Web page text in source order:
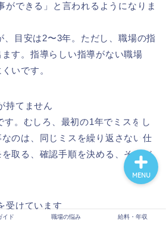
ができる」と言われるようになりま
、目安は2〜3年。ただし、職場の指
す。指導らしい指導がない職場
いです。
持てません
す。むしろ、最初の1年でミスをし
のは、同じミスを繰り返さない仕
取る、確認手順を決める、それだ
受けています
物です。後者が日常化している職場
イド 職場の悩み 給料・年収
MENU
ホーム
転職ガイド